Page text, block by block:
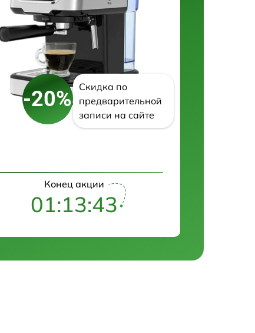
-20%
Скидка по
предварительной
записи на сайте
Конец акции
01:13:42